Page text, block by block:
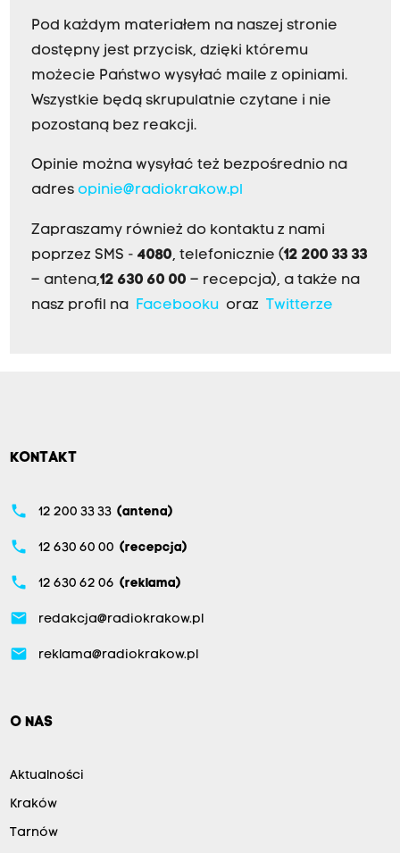
Pod każdym materiałem na naszej stronie
dostępny jest przycisk, dzięki któremu
możecie Państwo wysyłać maile z opiniami.
Wszystkie będą skrupulatnie czytane i nie
pozostaną bez reakcji.
Opinie można wysyłać też bezpośrednio na
adres opinie@radiokrakow.pl
Zapraszamy również do kontaktu z nami
poprzez SMS - 4080, telefonicznie (12 200 33 33
– antena,12 630 60 00 – recepcja), a także na
nasz profil na
Facebookuoraz Twitterze
KONTAKT
phone 12 200 33 33 (antena)
phone 12 630 60 00 (recepcja)
phone 12 630 62 06 (reklama)
email redakcja@radiokrakow.pl
email reklama@radiokrakow.pl
O NAS
Aktualności
Kraków
Tarnów